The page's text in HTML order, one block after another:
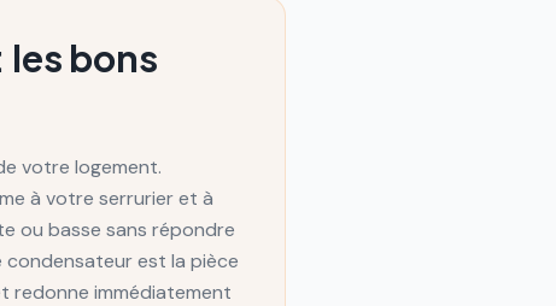
bons
votre logement.
à votre serrurier et à
ou basse sans répondre
condensateur est la pièce
redonne immédiatement